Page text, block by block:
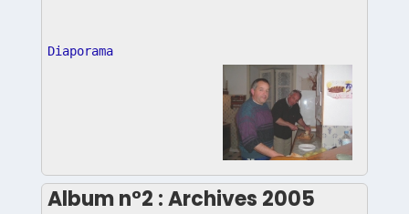
Diaporama
Album n°2 : Archives 2005